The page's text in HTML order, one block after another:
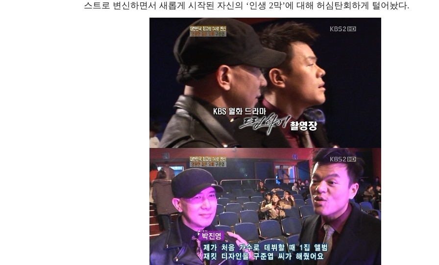
스트로 변신하면서 새롭게 시작된 자신의 ‘인생 2막’에 대해 허심탄회하게 털어놨다.